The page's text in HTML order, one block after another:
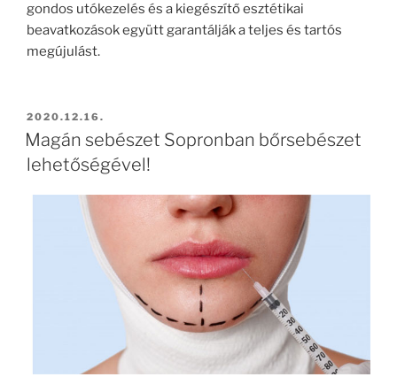
gondos utókezelés és a kiegészítő esztétikai
beavatkozások együtt garantálják a teljes és tartós
megújulást.
BEKÜLDVE:
2020.12.16.
Magán sebészet Sopronban bőrsebészet
lehetőségével!